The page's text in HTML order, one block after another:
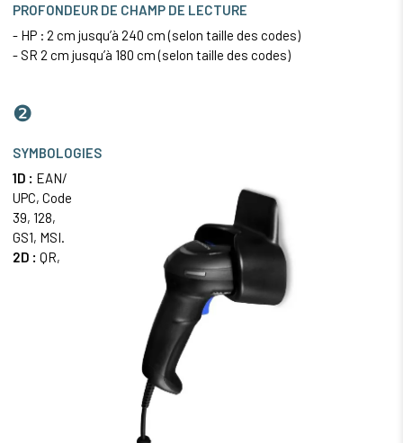
PROFONDEUR DE CHAMP DE LECTURE
- HP : 2 cm jusqu’à 240 cm (selon taille des codes)
- SR 2 cm jusqu’à 180 cm (selon taille des codes)
❷
SYMBOLOGIES
1D : EAN/
UPC, Code
39, 128,
GS1, MSI.
2D : QR,